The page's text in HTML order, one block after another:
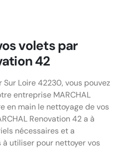
volets par
42
Loire 42230, vous pouvez
entreprise MARCHAL
en main le nettoyage de vos
Renovation 42 a à
nécessaires et a
utiliser pour nettoyer vos